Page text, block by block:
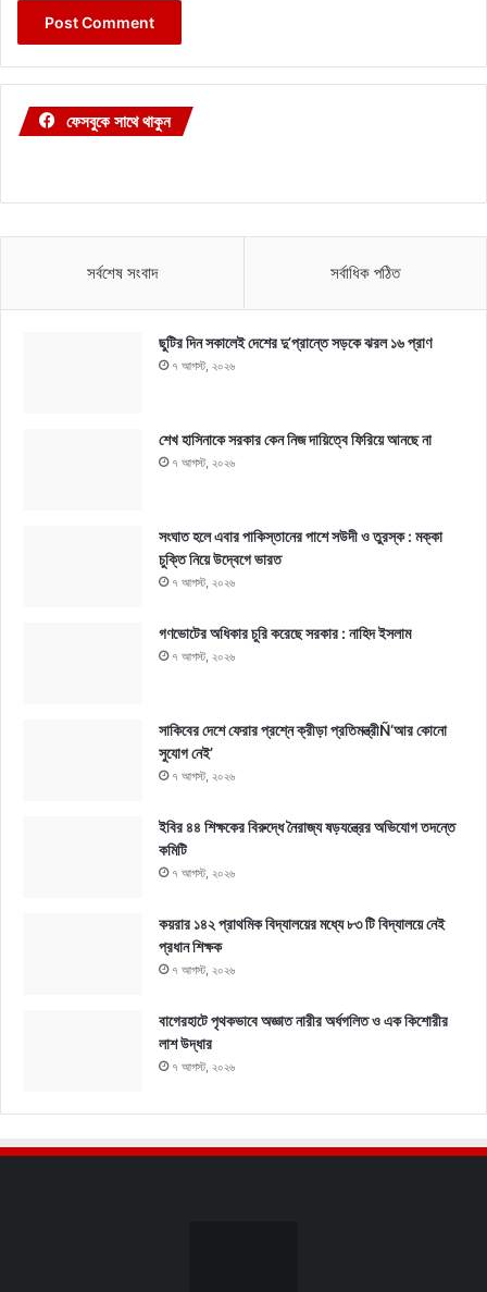
ফেসবুকে সাথে থাকুন
সর্বশেষ সংবাদ সর্বাধিক পঠিত
ছুটির দিন সকালেই দেশের দু’প্রান্তে সড়কে ঝরল ১৬ প্রাণ
৭ আগস্ট, ২০২৬
শেখ হাসিনাকে সরকার কেন নিজ দায়িত্বে ফিরিয়ে আনছে না
৭ আগস্ট, ২০২৬
সংঘাত হলে এবার পাকিস্তানের পাশে সউদী ও তুরস্ক : মক্কা
চুক্তি নিয়ে উদ্বেগে ভারত
৭ আগস্ট, ২০২৬
গণভোটের অধিকার চুরি করেছে সরকার : নাহিদ ইসলাম
৭ আগস্ট, ২০২৬
সাকিবের দেশে ফেরার প্রশ্নে ক্রীড়া প্রতিমন্ত্রীÑ‘আর কোনো
সুযোগ নেই’
৭ আগস্ট, ২০২৬
ইবির ৪৪ শিক্ষকের বিরুদ্ধে নৈরাজ্য ষড়যন্ত্রের অভিযোগ তদন্তে
কমিটি
৭ আগস্ট, ২০২৬
কয়রার ১৪২ প্রাথমিক বিদ্যালয়ের মধ্যে ৮৩ টি বিদ্যালয়ে নেই
প্রধান শিক্ষক
৭ আগস্ট, ২০২৬
বাগেরহাটে পৃথকভাবে অজ্ঞাত নারীর অর্ধগলিত ও এক কিশোরীর
লাশ উদ্ধার
৭ আগস্ট, ২০২৬